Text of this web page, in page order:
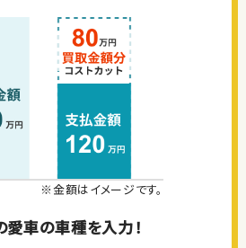
※金額はイメージです。
愛車の車種を入力！